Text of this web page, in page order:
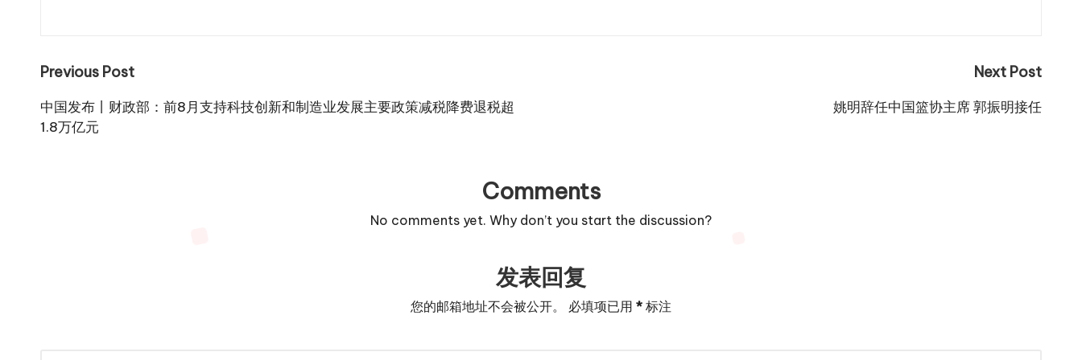
Post
navigation
Previous Post
中国发布丨财政部：前8月支持科技创新和制造业发展主要政策减税降费退税超
1.8万亿元
Next Post
姚明辞任中国篮协主席 郭振明接任
Comments
No comments yet. Why don’t you start the discussion?
发表回复
您的邮箱地址不会被公开。 必填项已用 * 标注